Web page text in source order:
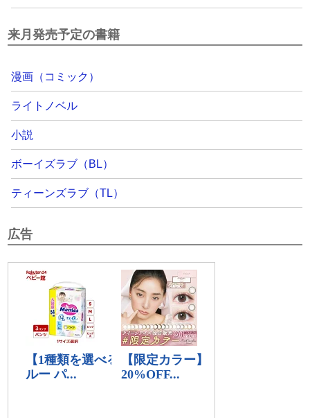
来月発売予定の書籍
漫画（コミック）
ライトノベル
小説
ボーイズラブ（BL）
ティーンズラブ（TL）
広告